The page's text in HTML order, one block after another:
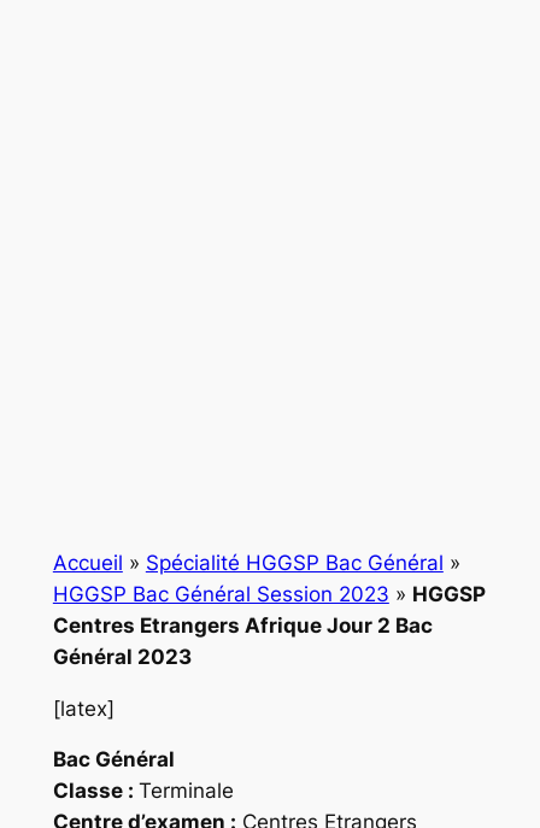
Accueil » Spécialité HGGSP Bac Général »
HGGSP Bac Général Session 2023 » HGGSP
Centres Etrangers Afrique Jour 2 Bac
Général 2023
[latex]
Bac Général
Classe : Terminale
Centre d’examen : Centres Etrangers